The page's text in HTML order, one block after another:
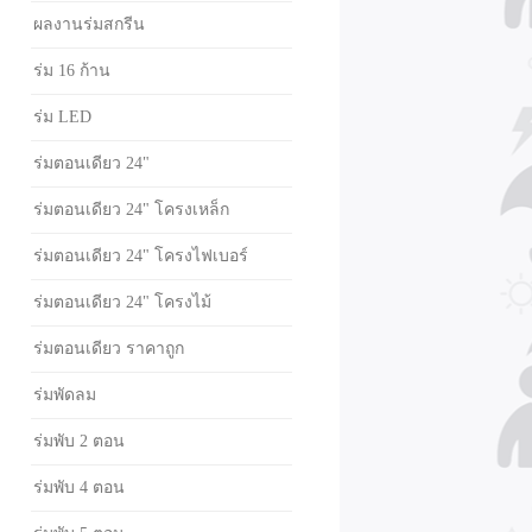
ผลงานร่มสกรีน
ร่ม 16 ก้าน
ร่ม LED
ร่มตอนเดียว 24"
ร่มตอนเดียว 24" โครงเหล็ก
ร่มตอนเดียว 24" โครงไฟเบอร์
ร่มตอนเดียว 24" โครงไม้
ร่มตอนเดียว ราคาถูก
ร่มพัดลม
ร่มพับ 2 ตอน
ร่มพับ 4 ตอน